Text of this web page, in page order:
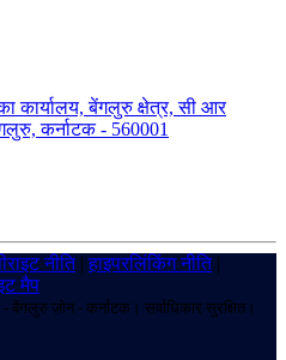
कार्यालय, बेंगलुरु क्षेत्र, सी आर
कर्नाटक - 560001
नीति|हाइपरलिंकिंग नीति|
मैप
ज़ोन - कर्नाटक। सर्वाधिकार सुरक्षित।